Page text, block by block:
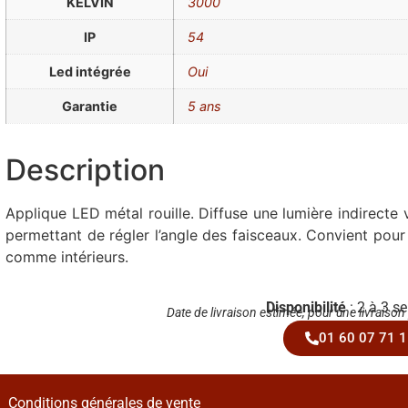
IP 54
Led intégrée Oui
Garantie 5 ans
Description
Applique LED métal rouille. Diffuse une lumière indirecte
permettant de régler l’angle des faisceaux. Convient
comme intérieurs.
Disponibilité: 2 à 3
Date de livraison estimée, pour une
01 60 07 71
Conditions générales de vente